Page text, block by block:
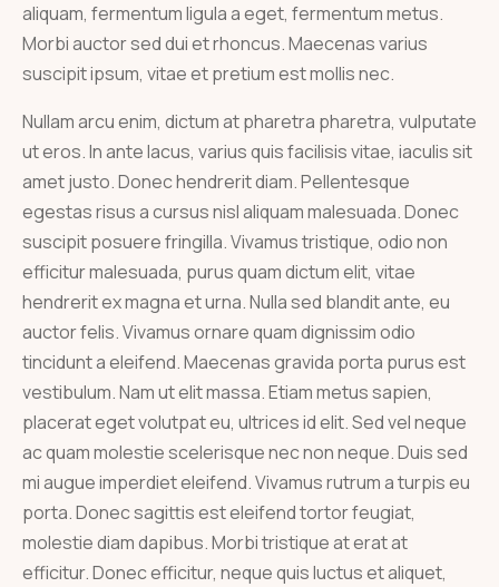
aliquam, fermentum ligula a eget, fermentum metus.
Morbi auctor sed dui et rhoncus. Maecenas varius
suscipit ipsum, vitae et pretium est mollis nec.
Nullam arcu enim, dictum at pharetra pharetra, vulputate
ut eros. In ante lacus, varius quis facilisis vitae, iaculis sit
amet justo. Donec hendrerit diam. Pellentesque
egestas risus a cursus nisl aliquam malesuada. Donec
suscipit posuere fringilla. Vivamus tristique, odio non
efficitur malesuada, purus quam dictum elit, vitae
hendrerit ex magna et urna. Nulla sed blandit ante, eu
auctor felis. Vivamus ornare quam dignissim odio
tincidunt a eleifend. Maecenas gravida porta purus est
vestibulum. Nam ut elit massa. Etiam metus sapien,
placerat eget volutpat eu, ultrices id elit. Sed vel neque
ac quam molestie scelerisque nec non neque. Duis sed
mi augue imperdiet eleifend. Vivamus rutrum a turpis eu
porta. Donec sagittis est eleifend tortor feugiat,
molestie diam dapibus. Morbi tristique at erat at
efficitur. Donec efficitur, neque quis luctus et aliquet,